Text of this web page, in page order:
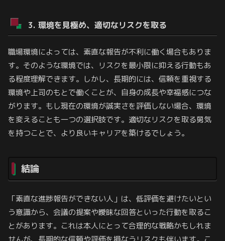
3. 環境を見極め、適切なリスクを取る
職場環境によっては、素直な報告が不利に働く場合もありま
す。そのような環境では、リスクを最小限に抑える行動もあ
る程度理解できます。しかし、長期的には、信頼を重視する
環境や上司のもとで働くことが、自身の成長や幸福感につな
がります。もし現在の環境が誠実さを評価しない場合、環境
を変えることも一つの選択肢です。適切なリスクを取る勇気
を持つことで、より良いキャリアを築けるでしょう。
結論
「素直な進捗報告ができない人」は、低評価を避けたいとい
う意識から、会議の提案や曖昧な回答といった行動を取るこ
とがあります。これは本人にとって合理的な戦略かもしれま